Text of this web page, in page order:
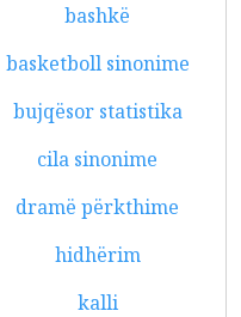
bashkë
basketboll sinonime
bujqësor statistika
cila sinonime
dramë përkthime
hidhërim
kalli